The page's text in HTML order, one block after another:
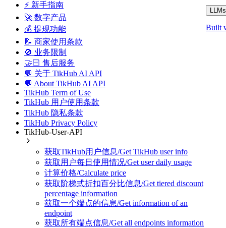
⚡ 新手指南
🚀 数字产品
💰 提现功能
📝 商家使用条款
🚫 业务限制
🤝🏻 售后服务
💬 关于 TikHub AI API
💬 About TikHub AI API
TikHub Term of Use
TikHub 用户使用条款
TikHub 隐私条款
TikHub Privacy Policy
TikHub-User-API
获取TikHub用户信息/Get TikHub user info
获取用户每日使用情况/Get user daily usage
计算价格/Calculate price
获取阶梯式折扣百分比信息/Get tiered discount
percentage information
获取一个端点的信息/Get information of an
endpoint
获取所有端点信息/Get all endpoints information
Built